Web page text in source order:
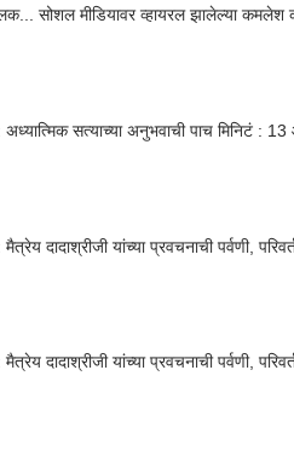
सोशल मीडियावर व्हायरल झालेल्या कमलेश
सत्याच्या अनुभवाची पाच मिनिटं :
दादाश्रीजी यांच्या प्रवचनाची पर्वणी,
दादाश्रीजी यांच्या प्रवचनाची पर्वणी,